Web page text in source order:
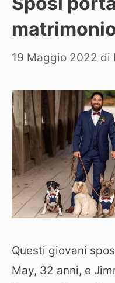
19 Maggio 2022 di
Questi giovani
May, 32 anni, e